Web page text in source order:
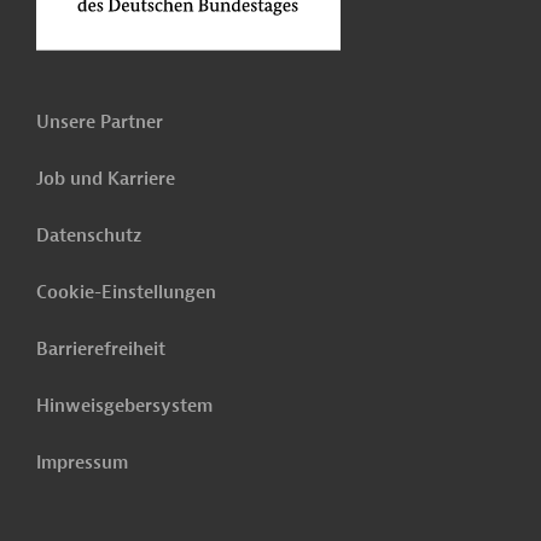
Unsere Partner
Job und Karriere
Datenschutz
Cookie-Einstellungen
Barrierefreiheit
Hinweisgebersystem
Impressum